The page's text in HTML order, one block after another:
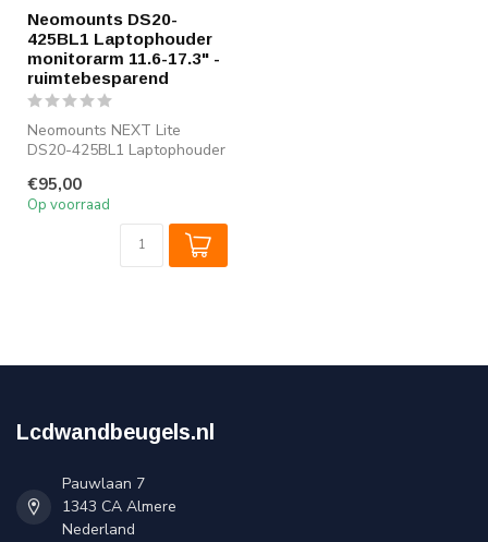
Neomounts DS20-
425BL1 Laptophouder
monitorarm 11.6-17.3" -
ruimtebesparend
Neomounts NEXT Lite
DS20-425BL1 Laptophouder
5 kg - ...
€95,00
Op voorraad
Lcdwandbeugels.nl
Pauwlaan 7
1343 CA Almere
Nederland